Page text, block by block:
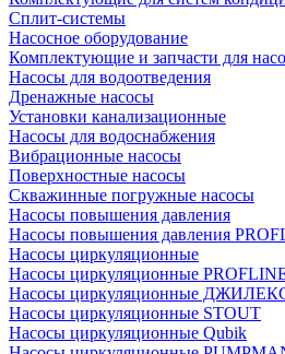
Сплит-системы
Насосное оборудование
Комплектующие и запчасти для
Насосы для водоотведения
Дренажные насосы
Установки канализационные
Насосы для водоснабжения
Вибрационные насосы
Поверхностные насосы
Скважинные погружные насосы
Насосы повышения давления
Насосы повышения давления
Насосы циркуляционные
Насосы циркуляционные
Насосы циркуляционные
Насосы циркуляционные STOUT
Насосы циркуляционные Qubik